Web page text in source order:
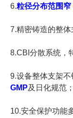
6.粒径分布范围窄
7.精密铸造的整
8.CBI分散系统，
9.设备整体支架
GMP及日化规范
10.安全保护功能